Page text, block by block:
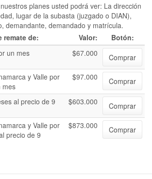
planes usted podrá ver: La dirección
lugar de la subasta (juzgado o DIAN),
demandante, demandado y matrícula.
remate de:
Valor:
Botón:
un mes
$67.000
Comprar
y Valle por
mes
$97.000 Comprar
al precio de 9 $603.000
Comprar
y Valle por
precio de 9
$873.000 Comprar